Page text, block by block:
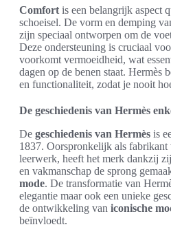
Comfort is een belangrijk aspect
schoeisel. De vorm en demping
zijn speciaal ontworpen om de
Deze ondersteuning is cruciaal
voorkomt vermoeidheid, wat
dagen op de benen staat. Hermès
en functionaliteit, zodat je nooit
De geschiedenis van Hermès
De geschiedenis van Hermès is
1837. Oorspronkelijk als fabrikant
leerwerk, heeft het merk dankzij
en vakmanschap de sprong
mode. De transformatie van
elegantie maar ook een unieke
de ontwikkeling van iconische
beïnvloedt.